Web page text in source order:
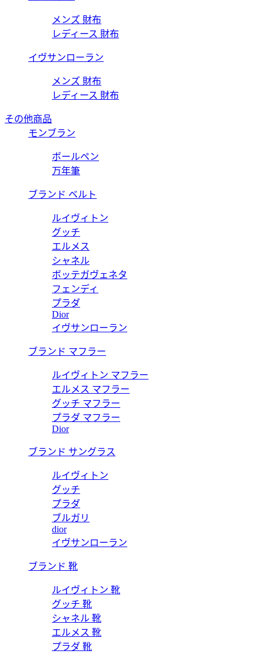
メンズ 財布
レディース 財布
イヴサンローラン
メンズ 財布
レディース 財布
その他商品
モンブラン
ボールペン
万年筆
ブランド ベルト
ルイヴィトン
グッチ
エルメス
シャネル
ボッテガヴェネタ
フェンディ
プラダ
Dior
イヴサンローラン
ブランド マフラー
ルイヴィトン マフラー
エルメス マフラー
グッチ マフラー
プラダ マフラー
Dior
ブランド サングラス
ルイヴィトン
グッチ
プラダ
ブルガリ
dior
イヴサンローラン
ブランド 靴
ルイヴィトン 靴
グッチ 靴
シャネル 靴
エルメス 靴
プラダ 靴